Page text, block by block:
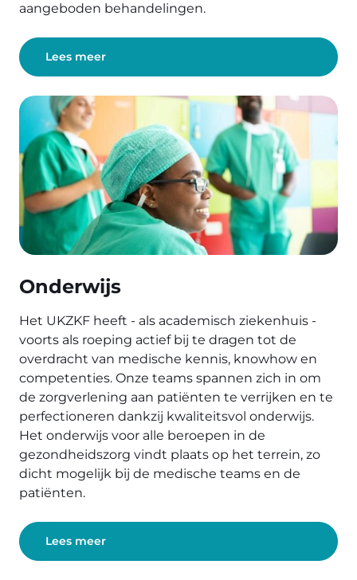
aangeboden behandelingen.
Lees meer
Onderwijs
Het UKZKF heeft - als academisch ziekenhuis -
voorts als roeping actief bij te dragen tot de
overdracht van medische kennis, knowhow en
competenties. Onze teams spannen zich in om
de zorgverlening aan patiënten te verrijken en te
perfectioneren dankzij kwaliteitsvol onderwijs.
Het onderwijs voor alle beroepen in de
gezondheidszorg vindt plaats op het terrein, zo
dicht mogelijk bij de medische teams en de
patiënten.
Lees meer